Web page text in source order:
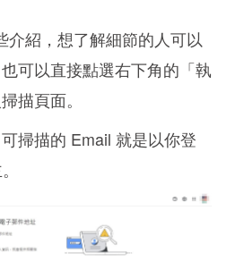
介紹，想了解細節的人可以
可以直接點選右下角的「執
描頁面。
掃描的 Email 就是以你登